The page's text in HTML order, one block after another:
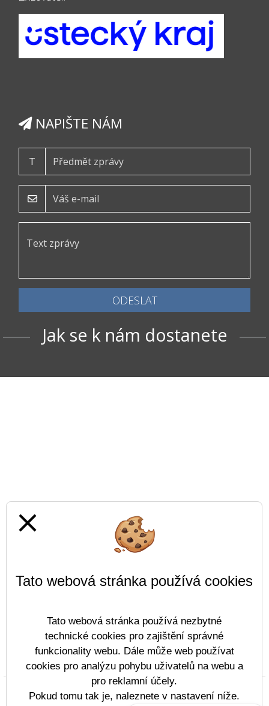
NAPIŠTE NÁM
T
ODESLAT
Jak se k nám dostanete
Prohlášení o přístupnosti Mapa webu Cookies
Copyright © 2022 - 2023 Střední škola lodní dopravy
close
Tato webová stránka používá cookies
Tato webová stránka používá nezbytné
technické cookies pro zajištění správné
funkcionality webu. Dále může web používat
cookies pro analýzu pohybu uživatelů na webu a
pro reklamní účely.
Pokud tomu tak je, naleznete v nastavení níže.